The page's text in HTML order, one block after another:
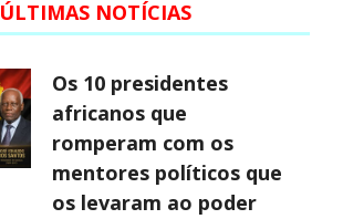
ÚLTIMAS NOTÍCIAS
Os 10 presidentes
africanos que
romperam com os
mentores políticos que
os levaram ao poder